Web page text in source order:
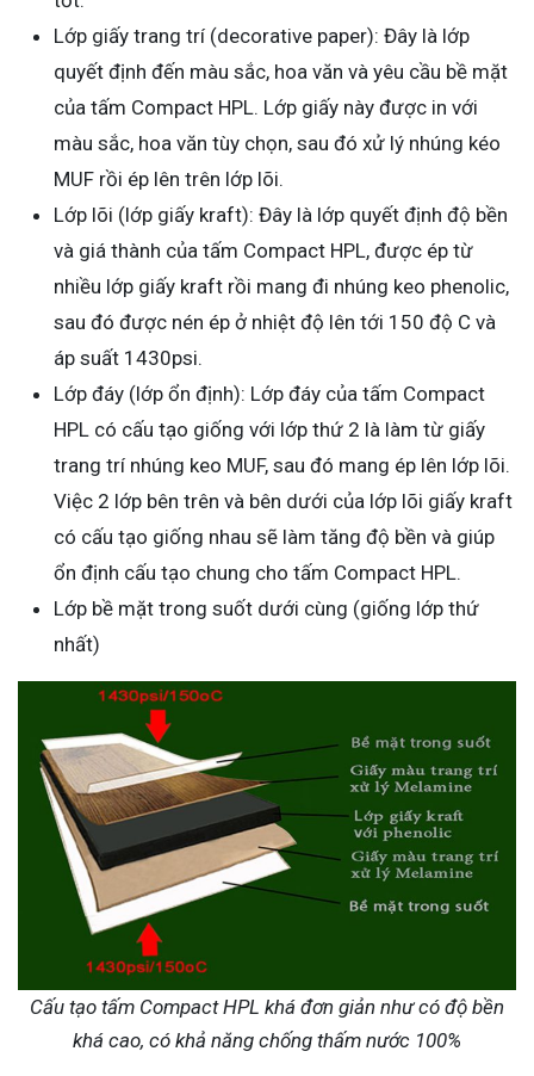
Lớp giấy trang trí (decorative paper): Đây là lớp
quyết định đến màu sắc, hoa văn và yêu cầu bề mặt
của tấm Compact HPL. Lớp giấy này được in với
màu sắc, hoa văn tùy chọn, sau đó xử lý nhúng kéo
MUF rồi ép lên trên lớp lõi.
Lớp lõi (lớp giấy kraft): Đây là lớp quyết định độ bền
và giá thành của tấm Compact HPL, được ép từ
nhiều lớp giấy kraft rồi mang đi nhúng keo phenolic,
sau đó được nén ép ở nhiệt độ lên tới 150 độ C và
áp suất 1430psi.
Lớp đáy (lớp ổn định): Lớp đáy của tấm Compact
HPL có cấu tạo giống với lớp thứ 2 là làm từ giấy
trang trí nhúng keo MUF, sau đó mang ép lên lớp lõi.
Việc 2 lớp bên trên và bên dưới của lớp lõi giấy kraft
có cấu tạo giống nhau sẽ làm tăng độ bền và giúp
ổn định cấu tạo chung cho tấm Compact HPL.
Lớp bề mặt trong suốt dưới cùng (giống lớp thứ
nhất)
Cấu tạo tấm Compact HPL khá đơn giản như có độ bền
khá cao, có khả năng chống thấm nước 100%